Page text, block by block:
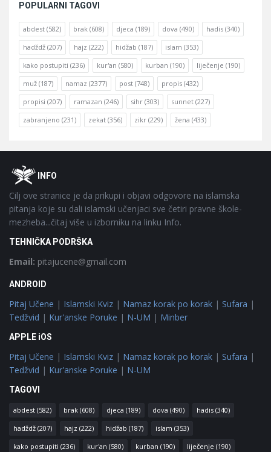
POPULARNI TAGOVI
abdest (582) brak (608) djeca (189) dova (490) hadis (340)
hadždž (207) hajz (222) hidžab (187) islam (353)
kako postupiti (236) kur'an (580) kurban (190) liječenje (190)
muž (187) namaz (2377) post (748) propis (432)
propisi (207) ramazan (246) sihr (303) sunnet (227)
zabranjeno (231) zekat (356) zikr (229) žena (433)
FooterOINFO
Cilj ove stranice je da prikupi i objavi odgovore na islamska
pitanja koje su dali islamski učenjaci sve četiri pravne škole-
mezheba...čitaj više u izborniku na linku Info.
TEHNIČKA PODRŠKA
Email: pitajucene@gmail.com
ANDROID
Pitaj Učene | Islamski Kviz | Namaz korak po korak | Sufara |
Tedžvid | Kur'anske Poruke | N-UM | Minber
APPLE iOS
Pitaj Učene | Islamski Kviz | Namaz korak po korak | Sufara |
Tedžvid | Kur'anske Poruke | N-UM
TAGOVI
abdest (582) brak (608) djeca (189) dova (490) hadis (340)
hadždž (207) hajz (222) hidžab (187) islam (353)
kako postupiti (236) kur'an (580) kurban (190) liječenje (190)